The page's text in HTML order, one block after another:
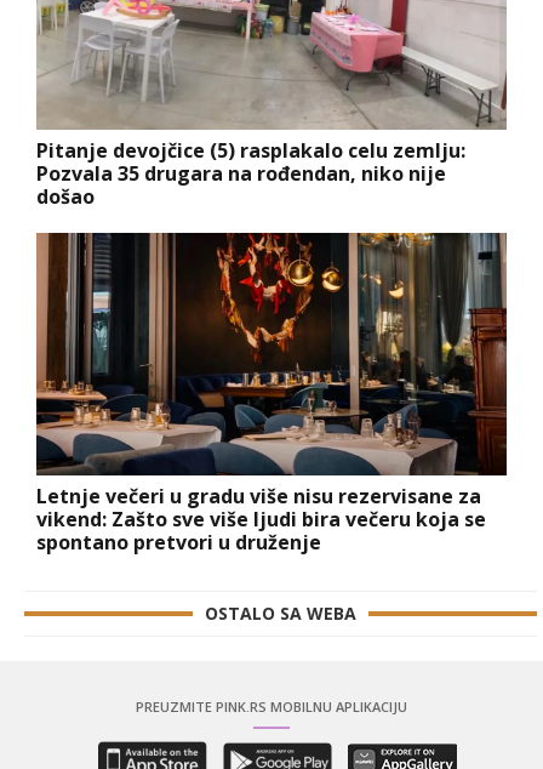
Pitanje devojčice (5) rasplakalo celu zemlju:
Pozvala 35 drugara na rođendan, niko nije
došao
Letnje večeri u gradu više nisu rezervisane za
vikend: Zašto sve više ljudi bira večeru koja se
spontano pretvori u druženje
OSTALO SA WEBA
PREUZMITE PINK.RS MOBILNU APLIKACIJU